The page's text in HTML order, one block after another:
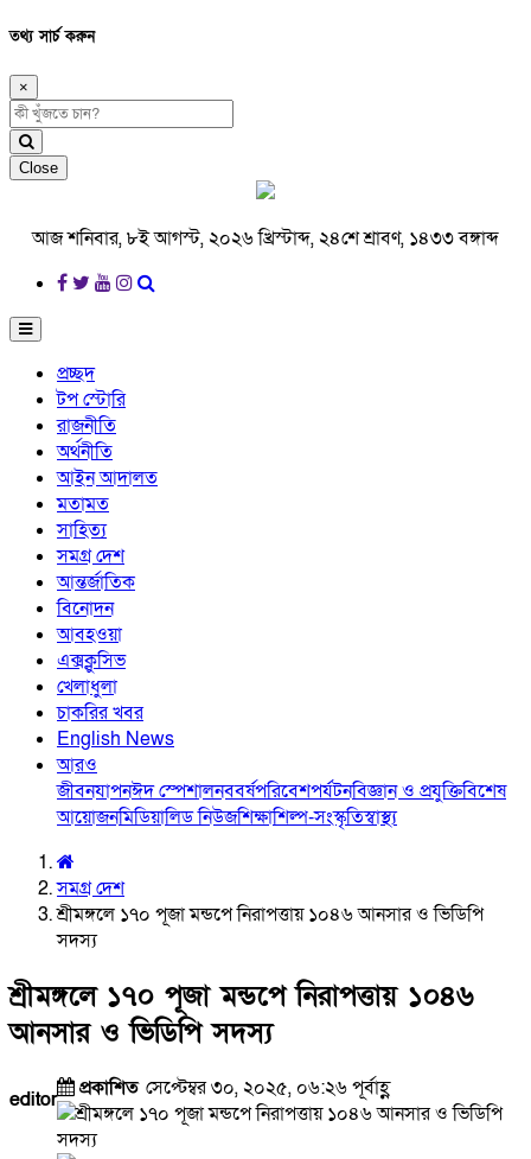
তথ্য সার্চ করুন
×
Close
আজ শনিবার, ৮ই আগস্ট, ২০২৬ খ্রিস্টাব্দ, ২৪শে শ্রাবণ, ১৪৩৩ বঙ্গাব্দ
প্রচ্ছদ
টপ স্টোরি
রাজনীতি
অর্থনীতি
আইন আদালত
মতামত
সাহিত্য
সমগ্র দেশ
আন্তর্জাতিক
বিনোদন
আবহওয়া
এক্সক্লুসিভ
খেলাধুলা
চাকরির খবর
English News
আরও
জীবনযাপনঈদ স্পেশালনববর্ষপরিবেশপর্যটনবিজ্ঞান ও প্রযুক্তিবিশেষ
আয়োজনমিডিয়ালিড নিউজশিক্ষাশিল্প-সংস্কৃতিস্বাস্থ্য
সমগ্র দেশ
শ্রীমঙ্গলে ১৭০ পূজা মন্ডপে নিরাপত্তায় ১০৪৬ আনসার ও ভিডিপি
সদস্য
শ্রীমঙ্গলে ১৭০ পূজা মন্ডপে নিরাপত্তায় ১০৪৬
আনসার ও ভিডিপি সদস্য
editor প্রকাশিত সেপ্টেম্বর ৩০, ২০২৫, ০৬:২৬ পূর্বাহ্ণ